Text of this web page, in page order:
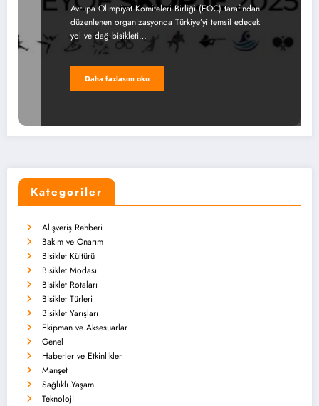
Avrupa Olimpiyat Komiteleri Birliği (EOC) tarafından
düzenlenen organizasyonda Türkiye’yi temsil edecek
yol ve dağ bisikleti…
Daha fazlasını oku
Kategoriler
Alışveriş Rehberi
Bakım ve Onarım
Bisiklet Kültürü
Bisiklet Modası
Bisiklet Rotaları
Bisiklet Türleri
Bisiklet Yarışları
Ekipman ve Aksesuarlar
Genel
Haberler ve Etkinlikler
Manşet
Sağlıklı Yaşam
Teknoloji